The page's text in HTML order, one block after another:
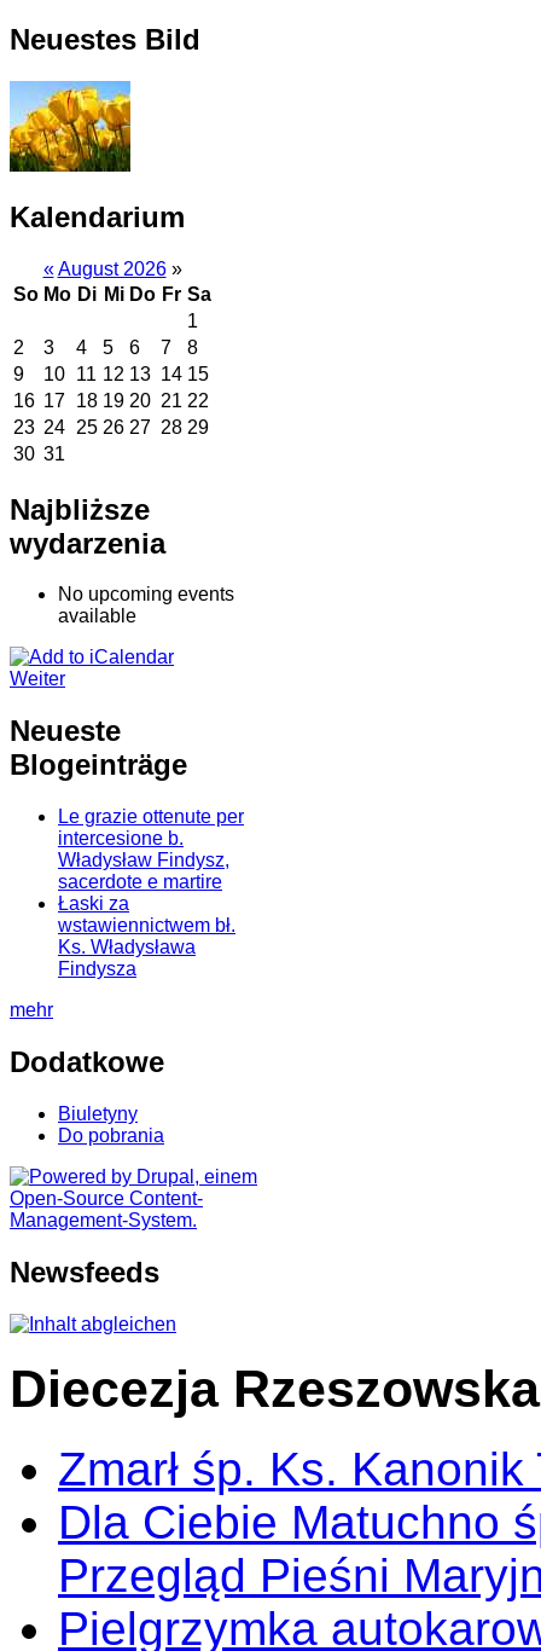
Neuestes Bild
Kalendarium
« August 2026 »
So Mo Di Mi Do Fr Sa
1
2
3 4 5 6 7
8
9
10 11 12 13 14 15
16 17 18 19 20 21 22
23 24 25 26 27 28 29
30 31
Najbliższe
wydarzenia
No upcoming events
available
Weiter
Neueste
Blogeinträge
Le grazie ottenute per
intercesione b.
Władysław Findysz,
sacerdote e martire
Łaski za
wstawiennictwem bł.
Ks. Władysława
Findysza
mehr
Dodatkowe
Biuletyny
Do pobrania
Newsfeeds
Diecezja Rzeszowska
Zmarł śp. Ks.
Dla Ciebie Matuchno
Przegląd Pieśni
Pielgrzymka